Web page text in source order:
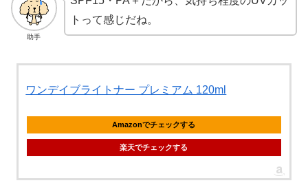
助手
トって感じだね。
ワンデイブライトナー プレミアム 120ml
Amazonでチェックする
楽天でチェックする